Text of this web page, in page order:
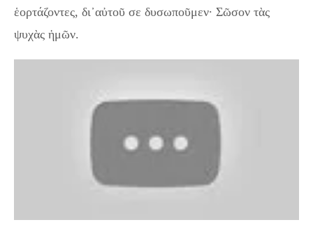
ἑορτάζοντες, δι᾽αὐτοῦ σε δυσωποῦμεν· Σῶσον τὰς
ψυχὰς ἡμῶν.